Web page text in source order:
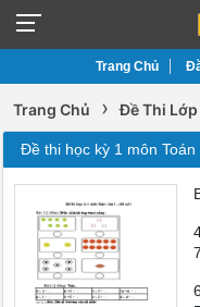
Trang Chủ
Trang Chủ › Đề Thi Lớp
Đề thi học kỳ 1 môn